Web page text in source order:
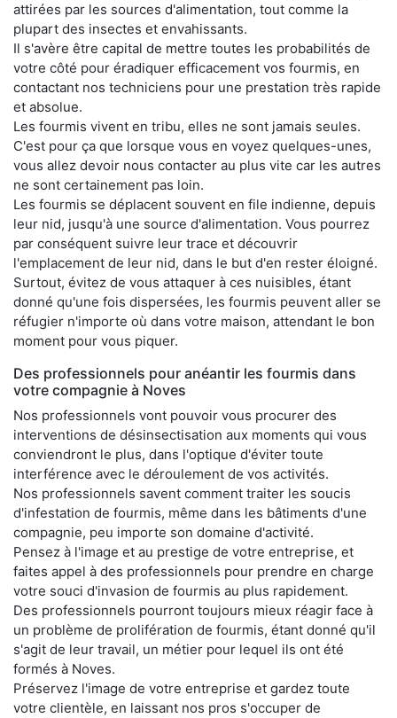
attirées par les sources d'alimentation, tout comme la
plupart des insectes et envahissants.
Il s'avère être capital de mettre toutes les probabilités de
votre côté pour éradiquer efficacement vos fourmis, en
contactant nos techniciens pour une prestation très rapide
et absolue.
Les fourmis vivent en tribu, elles ne sont jamais seules.
C'est pour ça que lorsque vous en voyez quelques-unes,
vous allez devoir nous contacter au plus vite car les autres
ne sont certainement pas loin.
Les fourmis se déplacent souvent en file indienne, depuis
leur nid, jusqu'à une source d'alimentation. Vous pourrez
par conséquent suivre leur trace et découvrir
l'emplacement de leur nid, dans le but d'en rester éloigné.
Surtout, évitez de vous attaquer à ces nuisibles, étant
donné qu'une fois dispersées, les fourmis peuvent aller se
réfugier n'importe où dans votre maison, attendant le bon
moment pour vous piquer.
Des professionnels pour anéantir les fourmis dans
votre compagnie à Noves
Nos professionnels vont pouvoir vous procurer des
interventions de désinsectisation aux moments qui vous
conviendront le plus, dans l'optique d'éviter toute
interférence avec le déroulement de vos activités.
Nos professionnels savent comment traiter les soucis
d'infestation de fourmis, même dans les bâtiments d'une
compagnie, peu importe son domaine d'activité.
Pensez à l'image et au prestige de votre entreprise, et
faites appel à des professionnels pour prendre en charge
votre souci d'invasion de fourmis au plus rapidement.
Des professionnels pourront toujours mieux réagir face à
un problème de prolifération de fourmis, étant donné qu'il
s'agit de leur travail, un métier pour lequel ils ont été
formés à Noves.
Préservez l'image de votre entreprise et gardez toute
votre clientèle, en laissant nos pros s'occuper de